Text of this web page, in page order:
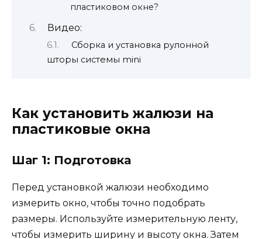
пластиковом окне?
Видео:
Сборка и установка рулонной
шторы системы mini
Как установить жалюзи на
пластиковые окна
Шаг 1: Подготовка
Перед установкой жалюзи необходимо
измерить окно, чтобы точно подобрать
размеры. Используйте измерительную ленту,
чтобы измерить ширину и высоту окна. Затем